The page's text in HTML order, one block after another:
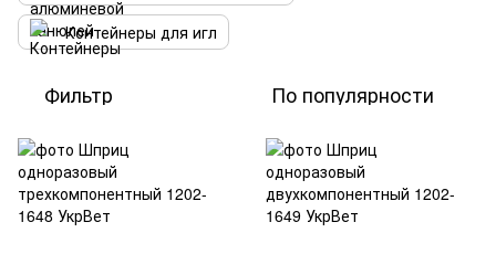
Контейнеры для игл
Фильтр По популярности